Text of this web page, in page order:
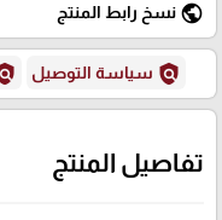
public نسخ رابط المنتج
policy سياسة التوصيل
تفاصيل المنتج